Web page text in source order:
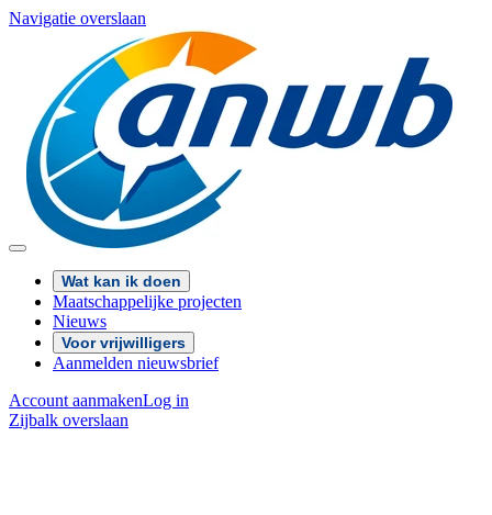
Navigatie overslaan
Wat kan ik doen
Maatschappelijke projecten
Nieuws
Voor vrijwilligers
Aanmelden nieuwsbrief
Account aanmakenLog in
Zijbalk overslaan